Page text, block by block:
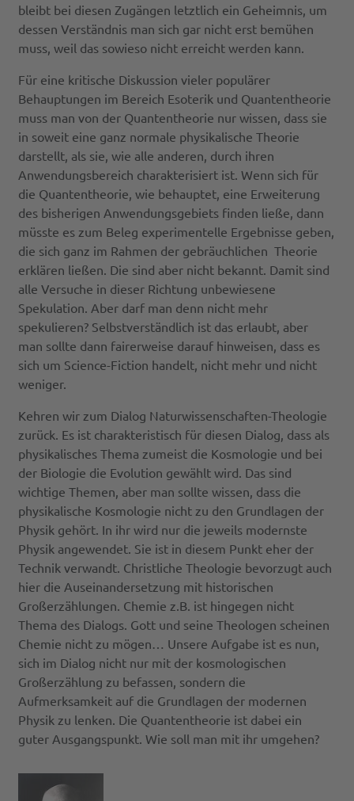
bleibt bei diesen Zugängen letztlich ein Geheimnis, um
dessen Verständnis man sich gar nicht erst bemühen
muss, weil das sowieso nicht erreicht werden kann.
Für eine kritische Diskussion vieler populärer
Behauptungen im Bereich Esoterik und Quantentheorie
muss man von der Quantentheorie nur wissen, dass sie
in soweit eine ganz normale physikalische Theorie
darstellt, als sie, wie alle anderen, durch ihren
Anwendungsbereich charakterisiert ist. Wenn sich für
die Quantentheorie, wie behauptet, eine Erweiterung
des bisherigen Anwendungsgebiets finden ließe, dann
müsste es zum Beleg experimentelle Ergebnisse geben,
die sich ganz im Rahmen der gebräuchlichen Theorie
erklären ließen. Die sind aber nicht bekannt. Damit sind
alle Versuche in dieser Richtung unbewiesene
Spekulation. Aber darf man denn nicht mehr
spekulieren? Selbstverständlich ist das erlaubt, aber
man sollte dann fairerweise darauf hinweisen, dass es
sich um Science-Fiction handelt, nicht mehr und nicht
weniger.
Kehren wir zum Dialog Naturwissenschaften-Theologie
zurück. Es ist charakteristisch für diesen Dialog, dass als
physikalisches Thema zumeist die Kosmologie und bei
der Biologie die Evolution gewählt wird. Das sind
wichtige Themen, aber man sollte wissen, dass die
physikalische Kosmologie nicht zu den Grundlagen der
Physik gehört. In ihr wird nur die jeweils modernste
Physik angewendet. Sie ist in diesem Punkt eher der
Technik verwandt. Christliche Theologie bevorzugt auch
hier die Auseinandersetzung mit historischen
Großerzählungen. Chemie z.B. ist hingegen nicht
Thema des Dialogs. Gott und seine Theologen scheinen
Chemie nicht zu mögen… Unsere Aufgabe ist es nun,
sich im Dialog nicht nur mit der kosmologischen
Großerzählung zu befassen, sondern die
Aufmerksamkeit auf die Grundlagen der modernen
Physik zu lenken. Die Quantentheorie ist dabei ein
guter Ausgangspunkt. Wie soll man mit ihr umgehen?